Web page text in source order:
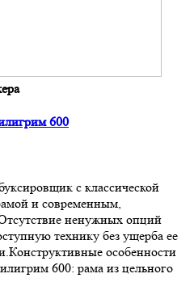
600
с классической
и современным,
ненужных опций
технику без ущерба ее
особенности
600: рама из цельного